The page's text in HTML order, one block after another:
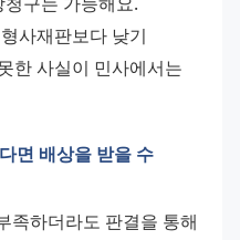
사재판보다 낮기
한 사실이 민사에서는
면 배상을 받을 수
족하더라도 판결을 통해